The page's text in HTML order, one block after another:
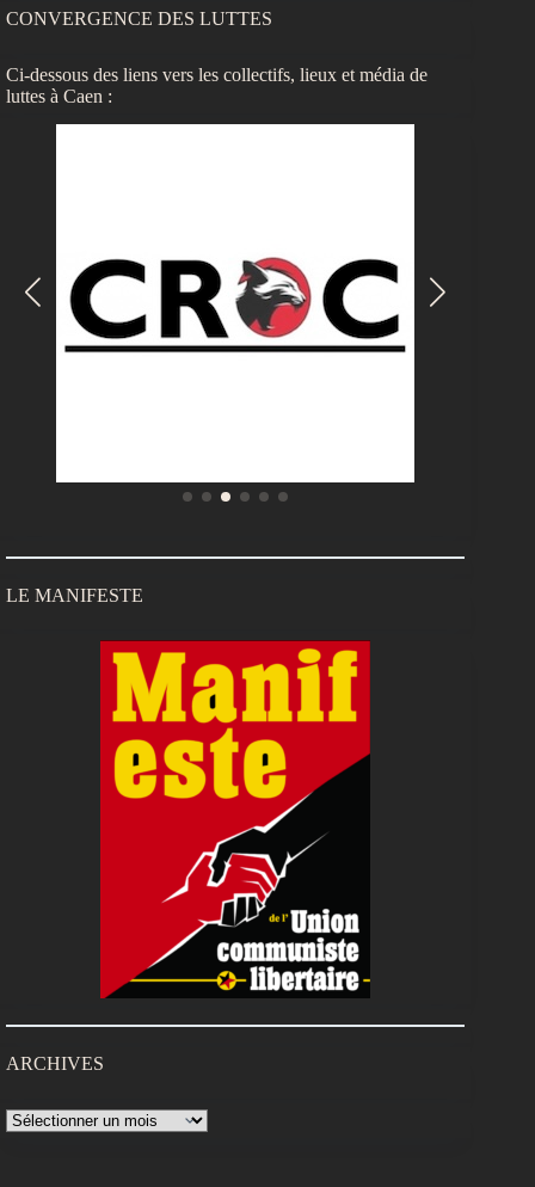
CONVERGENCE DES LUTTES
Ci-dessous des liens vers les collectifs, lieux et média de
luttes à Caen :
LE MANIFESTE
ARCHIVES
Archives